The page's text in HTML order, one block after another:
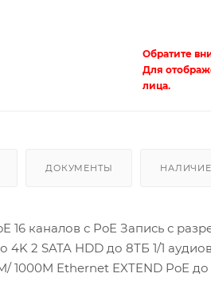
Обратите
Для
лица.
ДОКУМЕНТЫ НАЛИЧИЕ
16 каналов с PoE Запись с
2 SATA HDD до 8ТБ 1/1
1000M Ethernet EXTEND PoE